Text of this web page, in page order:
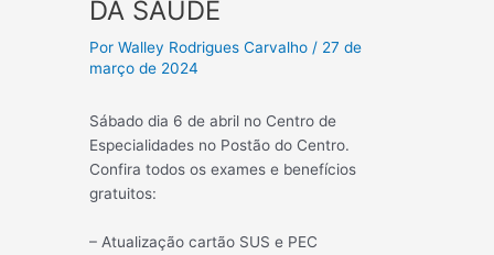
DA SAÚDE
PorWalley Rodrigues Carvalho / 27 de
março de 2024
Sábado dia 6 de abril no Centro de
Especialidades no Postão do Centro.
Confira todos os exames e benefícios
gratuitos:
– Atualização cartão SUS e PEC